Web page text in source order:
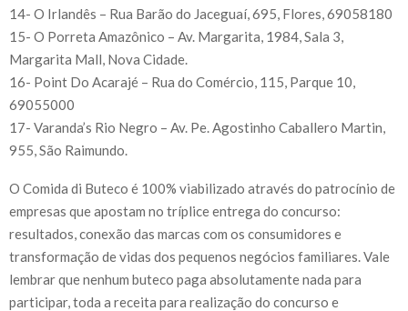
14- O Irlandês – Rua Barão do Jaceguaí, 695, Flores, 69058180
15- O Porreta Amazônico – Av. Margarita, 1984, Sala 3,
Margarita Mall, Nova Cidade.
16- Point Do Acarajé – Rua do Comércio, 115, Parque 10,
69055000
17- Varanda’s Rio Negro – Av. Pe. Agostinho Caballero Martin,
955, São Raimundo.
O Comida di Buteco é 100% viabilizado através do patrocínio de
empresas que apostam no tríplice entrega do concurso:
resultados, conexão das marcas com os consumidores e
transformação de vidas dos pequenos negócios familiares. Vale
lembrar que nenhum buteco paga absolutamente nada para
participar, toda a receita para realização do concurso e